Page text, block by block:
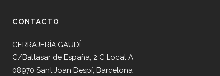
CONTACTO
CERRAJERÍA GAUDÍ
C/Baltasar de España, 2 C Local A
08970 Sant Joan Despí, Barcelona